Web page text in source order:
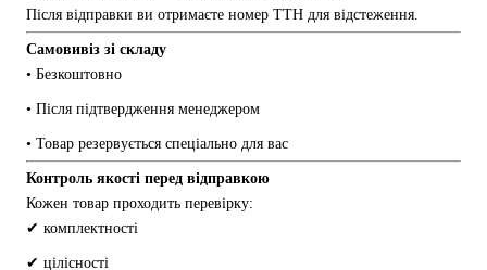
Після відправки ви отримаєте номер ТТН для відстеження.
Самовивіз зі складу
• Безкоштовно
• Після підтвердження менеджером
• Товар резервується спеціально для вас
Контроль якості перед відправкою
Кожен товар проходить перевірку:
✔ комплектності
✔ цілісності